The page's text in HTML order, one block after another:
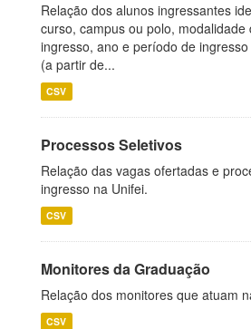
Relação dos alunos ingressantes
curso, campus ou polo,
ingresso, ano e período de
(a partir de...
CSV
Processos Seletivos
Relação das vagas ofertadas e
ingresso na Unifei.
CSV
Monitores da Graduação
Relação dos monitores que atuam
CSV